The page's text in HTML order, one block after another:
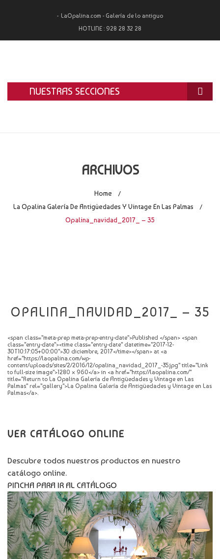
LaOpalina.com - Galería de lo antiguo
HOTLINE : 928 28 32 28
NUESTRAS SECCIONES
LA OPALINA
TASACIÓN Y COMPRA
ARCHIVOS
Home /
La Opalina Galería De Antigüedades Y Vintage En Las Palmas /
Opalina_navidad_2017_ – 35
OPALINA_NAVIDAD_2017_ – 35
<span class="meta-prep meta-prep-entry-date">Published </span> <span
class="entry-date"><time class="entry-date" datetime="2017-12-
30T10:17:05+00:00">30 diciembre, 2017</time></span> at <a
href="https://laopalina.com/wp-
content/uploads/sites/2/2016/12/opalina_navidad_2017_-35.jpg" title="Link
to full-size image">1280 × 960</a> in <a href="https://laopalina.com/"
title="Return to La Opalina Galería de Antigüedades y Vintage en Las
Palmas" rel="gallery">La Opalina Galería de Antigüedades y Vintage en Las
Palmas</a>.
VER CATÁLOGO ONLINE
Descubre todos nuestros productos en nuestro
catálogo online.
PINCHA PARA IR AL CATÁLOGO